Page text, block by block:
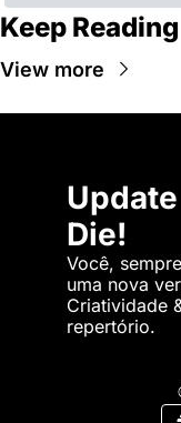
Keep Reading
View more
Die!
Você,
uma nova
Criatividade
repertório.